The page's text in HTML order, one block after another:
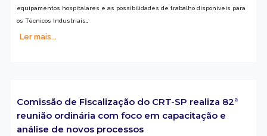
equipamentos hospitalares e as possibilidades de trabalho disponíveis para
os Técnicos Industriais…
Ler mais...
Comissão de Fiscalização do CRT-SP realiza 82ª
reunião ordinária com foco em capacitação e
análise de novos processos